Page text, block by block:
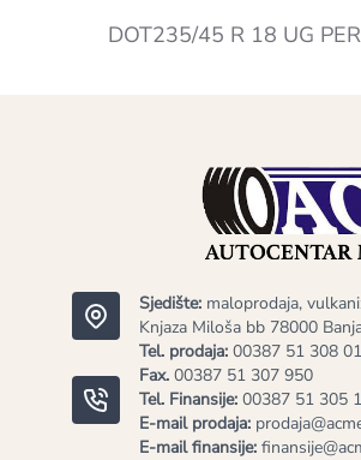
DOT235/45 R 18 UG
Sjedište: maloprodaja,
Knjaza Miloša bb 78000
Tel. prodaja: 00387 51 308
Fax. 00387 51 307 950
Tel. Finansije: 00387 51 305
E-mail prodaja:
E-mail finansije: